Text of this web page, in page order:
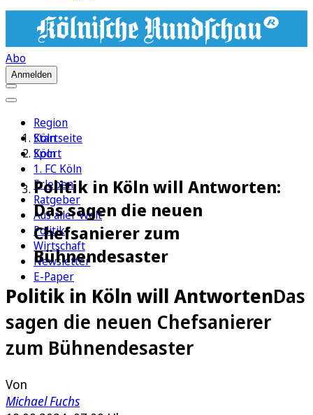
Abo
Anmelden
Region
Köln
Sport
1. FC Köln
Erleben
Ratgeber
Aus aller Welt
Politik
Wirtschaft
Newsletter
E-Paper
Startseite
Köln
Politik in Köln will Antworten:
Das sagen die neuen
Chefsanierer zum
Bühnendesaster
Politik in Köln will AntwortenDas
sagen die neuen Chefsanierer
zum Bühnendesaster
Von
Michael Fuchs